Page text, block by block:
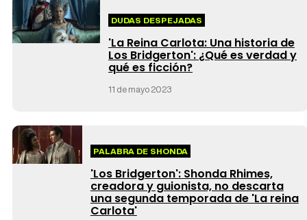
DUDAS DESPEJADAS
'La Reina Carlota: Una historia de
Los Bridgerton': ¿Qué es verdad y
qué es ficción?
11 de mayo 2023
PALABRA DE SHONDA
'Los Bridgerton': Shonda Rhimes,
creadora y guionista, no descarta
una segunda temporada de 'La reina
Carlota'